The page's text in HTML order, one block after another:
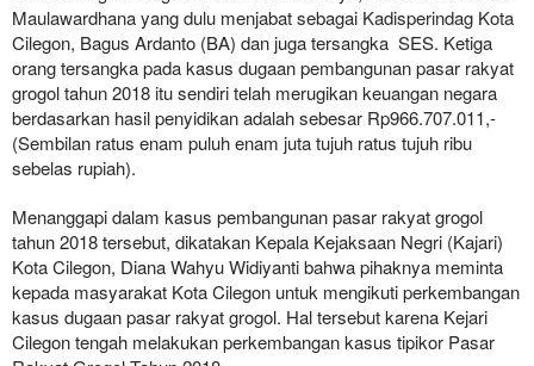
Maulawardhana yang dulu menjabat sebagai Kadisperindag Kota
Cilegon, Bagus Ardanto (BA) dan juga tersangka SES. Ketiga
orang tersangka pada kasus dugaan pembangunan pasar rakyat
grogol tahun 2018 itu sendiri telah merugikan keuangan negara
berdasarkan hasil penyidikan adalah sebesar Rp966.707.011,-
(Sembilan ratus enam puluh enam juta tujuh ratus tujuh ribu
sebelas rupiah).
Menanggapi dalam kasus pembangunan pasar rakyat grogol
tahun 2018 tersebut, dikatakan Kepala Kejaksaan Negri (Kajari)
Kota Cilegon, Diana Wahyu Widiyanti bahwa pihaknya meminta
kepada masyarakat Kota Cilegon untuk mengikuti perkembangan
kasus dugaan pasar rakyat grogol. Hal tersebut karena Kejari
Cilegon tengah melakukan perkembangan kasus tipikor Pasar